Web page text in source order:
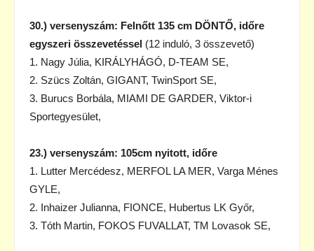
30.) versenyszám: Felnőtt 135 cm DÖNTŐ, időre
egyszeri összevetéssel (12 induló, 3 összevető)
1. Nagy Júlia, KIRÁLYHÁGÓ, D-TEAM SE,
2. Szücs Zoltán, GIGANT, TwinSport SE,
3. Burucs Borbála, MIAMI DE GARDER, Viktor-i
Sportegyesület,
23.) versenyszám: 105cm nyitott, időre
1. Lutter Mercédesz, MERFOL LA MER, Varga Ménes
GYLE,
2. Inhaizer Julianna, FIONCE, Hubertus LK Győr,
3. Tóth Martin, FOKOS FUVALLAT, TM Lovasok SE,